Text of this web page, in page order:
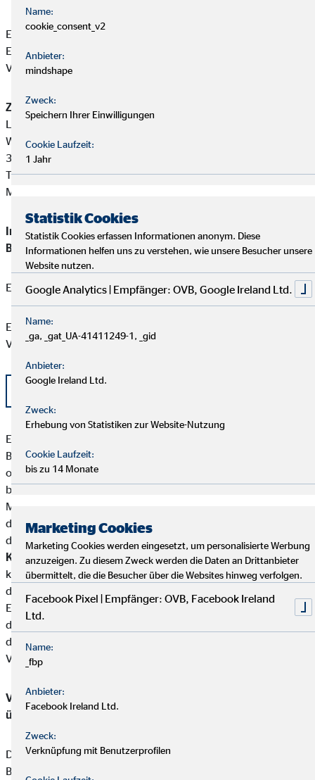
Emanuel Warzecha ist ein Immobiliardarlehensvermittler mit
Erlaubnispflicht nach § 34 i Abs. 1 GewO, eingetragen in das
Vermittlerregister gemäß § 34 i Abs. 8 GewO.
Zuständige Erlaubnisbehörde:
Landkreis Fulda - Gewerbe
Wörthstraße 15
36037 Fulda
Tel: +49 661 6006-0
Mail:
Immobilienmakler, Darlehensvermittler, Bauträger,
Baubetreuer, Wohnimmobilienverwalter
Erlaubnis nach §34c
Eine aktuelle Auflistung der Produktpartner der OVB
Vermögensberatung AG finden Sie hier:
Emanuel Warzecha besitzt weder direkte noch indirekte
Beteiligungen von über zehn Prozent an den Stimmrechten
oder am Kapital eines Versicherungsunternehmens noch
besitzen Versicherungsunternehmen oder
Mutterunternehmen von Versicherungsunternehmen eine
direkte oder indirekte Beteiligung von über zehn Prozent an
den Stimmrechten oder am Kapital von Emanuel Warzecha.
Kundengelder / ZuwendungenEmanuel Warzecha nimmt
keine Kundengelder entgegen.Zahlungen erfolgen direkt von
den Kunden an die jeweiligen Produktgeber.
Emanuel Warzecha erhält von den Partnergesellschaften für
die Produktvermittlung eine Vergütung (Provisionszahlung),
die einbehalten werden darf. Diese ist in der
Versicherungsprämie einkalkuliert.
Vermittler-Registerstelle, bei der sich die Eintragungen
überprüfen lassen:
Deutsche Industrie- und Handelskammer (DIHK)
Breite Straße 29
Name:
cookie_consent_v2
Anbieter:
mindshape
Zweck:
Speichern Ihrer Einwilligungen
Cookie Laufzeit:
1 Jahr
Statistik Cookies
Statistik Cookies erfassen Informationen anonym. Diese
Informationen helfen uns zu verstehen, wie unsere Besucher unsere
Website nutzen.
Google Analytics | Empfänger: OVB, Google Ireland Ltd.
Name:
_ga, _gat_UA-41411249-1, _gid
Anbieter:
Google Ireland Ltd.
Zweck:
Erhebung von Statistiken zur Website-Nutzung
Cookie Laufzeit:
bis zu 14 Monate
Marketing Cookies
Marketing Cookies werden eingesetzt, um personalisierte Werbung
anzuzeigen. Zu diesem Zweck werden die Daten an Drittanbieter
übermittelt, die die Besucher über die Websites hinweg verfolgen.
Facebook Pixel | Empfänger: OVB, Facebook Ireland
Ltd.
Name:
_fbp
Anbieter:
Facebook Ireland Ltd.
Zweck:
Verknüpfung mit Benutzerprofilen